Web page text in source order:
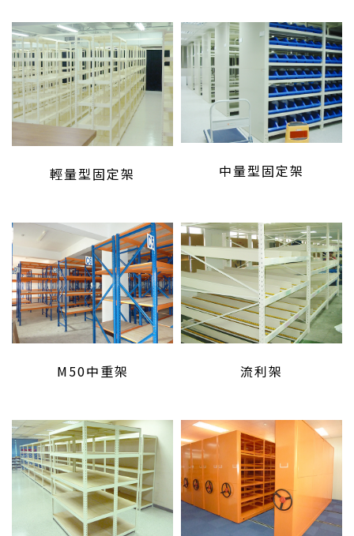
輕量型固定架 中量型固定架
M50中重架 流利架